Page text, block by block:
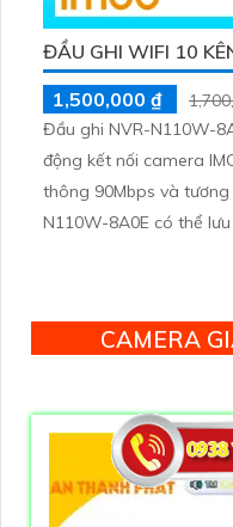
ĐẦU GHI WIFI 10
1,500,000 ₫
Đầu ghi NVR-N110W-
động kết nối camera
thông 90Mbps và tương
N110W-8A0E có thể
CAMERA